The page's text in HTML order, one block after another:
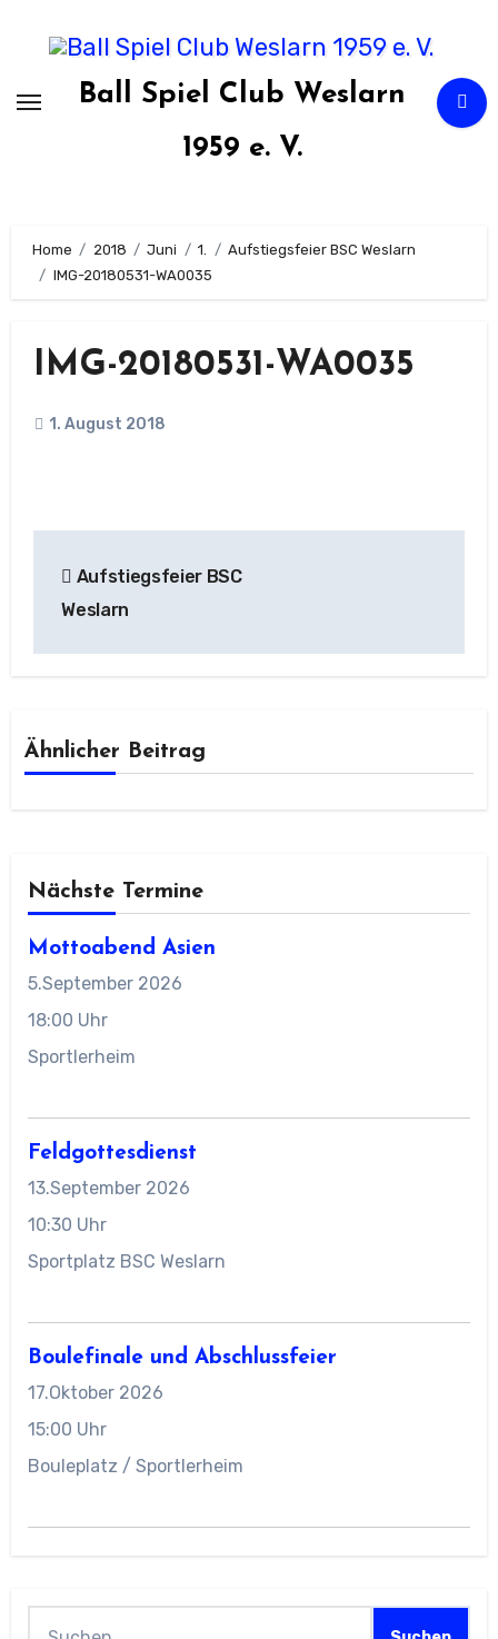
Ball Spiel Club Weslarn
1959 e. V.
Home 2018 Juni 1.
Aufstiegsfeier BSC Weslarn
IMG-20180531-WA0035
IMG-20180531-WA0035
1. August 2018
Aufstiegsfeier BSC
Weslarn
Ähnlicher Beitrag
Nächste Termine
Mottoabend Asien
5.September 2026
18:00 Uhr
Sportlerheim
Feldgottesdienst
13.September 2026
10:30 Uhr
Sportplatz BSC Weslarn
Boulefinale und Abschlussfeier
17.Oktober 2026
15:00 Uhr
Bouleplatz / Sportlerheim